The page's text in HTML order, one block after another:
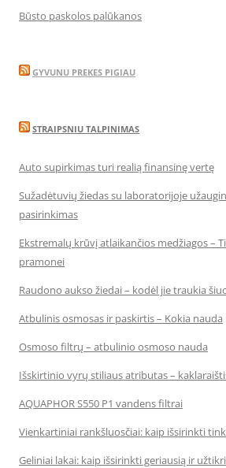
Būsto paskolos palūkanos
GYVUNU PREKES PIGIAU
STRAIPSNIU TALPINIMAS
Auto supirkimas turi realią finansinę vertę
Sužadėtuvių žiedas su laboratorijoje
pasirinkimas
Ekstremalų krūvį atlaikančios medžiagos –
pramonei
Raudono aukso žiedai – kodėl jie traukia
Atbulinis osmosas ir paskirtis – Kokia nauda
Osmoso filtrų – atbulinio osmoso nauda
Išskirtinio vyrų stiliaus atributas –
AQUAPHOR S550 P1 vandens filtrai
Vienkartiniai rankšluosčiai: kaip išsirinkti
Geliniai lakai: kaip išsirinkti geriausią ir